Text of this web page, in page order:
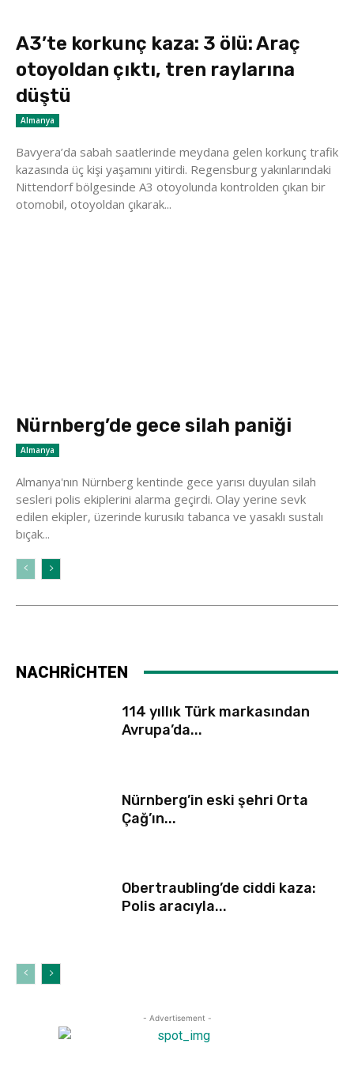
A3’te korkunç kaza: 3 ölü: Araç
otoyoldan çıktı, tren raylarına
düştü
Almanya
Bavyera’da sabah saatlerinde meydana gelen korkunç trafik
kazasında üç kişi yaşamını yitirdi. Regensburg yakınlarındaki
Nittendorf bölgesinde A3 otoyolunda kontrolden çıkan bir
otomobil, otoyoldan çıkarak...
Nürnberg’de gece silah paniği
Almanya
Almanya'nın Nürnberg kentinde gece yarısı duyulan silah
sesleri polis ekiplerini alarma geçirdi. Olay yerine sevk
edilen ekipler, üzerinde kurusıkı tabanca ve yasaklı sustalı
bıçak...
NACHRİCHTEN
114 yıllık Türk markasından
Avrupa’da...
Nürnberg’in eski şehri Orta
Çağ’ın...
Obertraubling’de ciddi kaza:
Polis aracıyla...
- Advertisement -